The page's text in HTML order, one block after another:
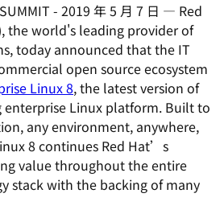
- 2019 年 5 月 7 日 — Red
the world's leading provider of
today announced that the IT
open source ecosystem
Linux 8, the latest version of
Linux platform. Built to
any environment, anywhere,
8 continues Red Hat’s
value throughout the entire
stack with the backing of many